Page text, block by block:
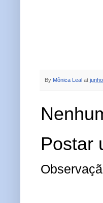
By Mônica Leal at
Postar